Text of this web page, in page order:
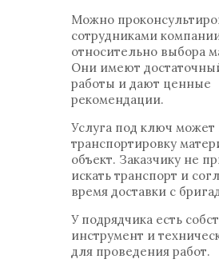
Можно
сотрудниками
относительно выбора
Они имеют
работы и дают ценные
рекомендации.
Услуга под ключ может
транспортировку
объект. Заказчику не
искать транспорт и
время доставки с
У подрядчика есть
инструмент и
для проведения работ.